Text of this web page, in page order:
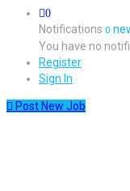
0
Notifications 0
You have no
Register
Sign In
Post New Job